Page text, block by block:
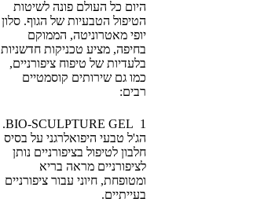
היום כל העולם פונה לשיטות
הטיפול הטבעיות של הגוף. סלון
יופי מאטרוניטה, הממוקם
בחיפה, מציע טכניקות חדשניות
בלעדיות של טיפוח ציפורניים,
כמו גם שירותים קוסמטיים
רבים:
BIO-SCULPTURE GEL 1.
הג'ל טבעי היפואלרגני על בסיס
חלבון לטיפול בציפורניים נותן
לציפורניים מראה בריא
ומטופחת, חיוני עבור ציפורניים
בעייתיים.